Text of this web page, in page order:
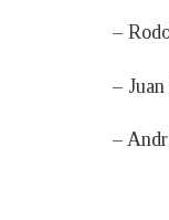
–
–
–